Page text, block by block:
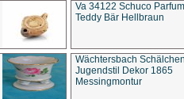
Va 34122 Schuco
Teddy Bär Hellbraun
Wächtersbach Schälchen
Jugendstil Dekor 1865
Messingmontur